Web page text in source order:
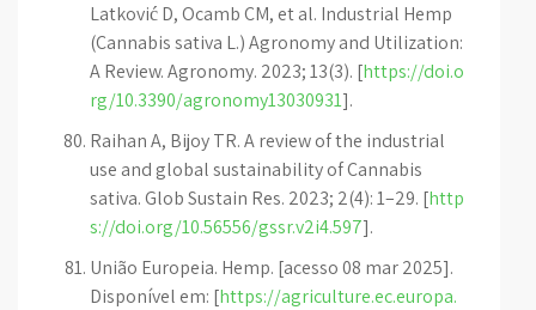
Latković D, Ocamb CM, et al. Industrial Hemp
(Cannabis sativa L.) Agronomy and Utilization:
A Review. Agronomy. 2023; 13(3). [https://doi.o
rg/10.3390/agronomy13030931].
Raihan A, Bijoy TR. A review of the industrial
use and global sustainability of Cannabis
sativa. Glob Sustain Res. 2023; 2(4): 1–29. [http
s://doi.org/10.56556/gssr.v2i4.597].
União Europeia. Hemp. [acesso 08 mar 2025].
Disponível em: [https://agriculture.ec.europa.